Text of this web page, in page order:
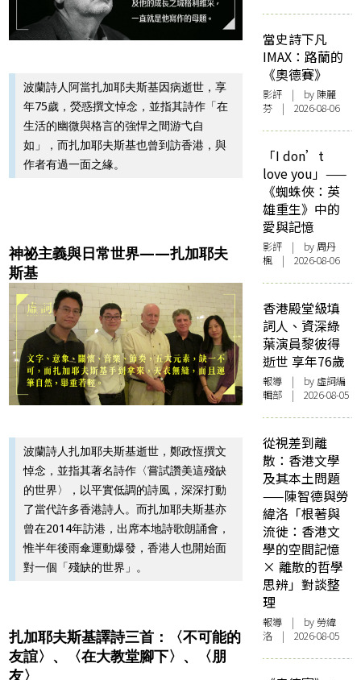
波蘭詩人阿當扎加耶夫斯基因病逝世，享
年75歲，熒惑撰文悼念，並指其詩作「在
生活的幽微與格言的強悍之間游弋自
如」，而扎加耶夫斯基也曾到訪香港，與
作者有過一面之緣。
神祕主義與日常世界——扎加耶夫
斯基
波蘭詩人扎加耶夫斯基逝世，鄭政恆撰文
悼念，並指其著名詩作〈嘗試讚美這殘缺
的世界〉，以平實低調的詩風，深深打動
了當代許多香港詩人。而扎加耶夫斯基亦
曾在2014年訪港，出席本地詩歌朗誦會，
惟半年後雨傘運動爆發，香港人也開始面
對一個「殘缺的世界」。
扎加耶夫斯基譯詩三首：〈不可能的
友誼〉、〈在大教堂腳下〉、〈朋
友〉
當史詩下凡
IMAX：路蘭的
《奧德賽》
影評 | by 陳麗
芬 | 2026-08-06
「I don’t
love you」——
《蜘蛛俠：英
雄重生》中的
愛與記憶
影評 | by周丹
楓 | 2026-08-06
香港殿堂級填
詞人、資深綠
葉演員黎彼得
逝世 享年76歲
報導 | by 虛詞編
輯部 | 2026-08-05
從視差到離
散：香港文學
及其本土問題
——陳智德與勞
緯洛「根著與
流徙：香港文
學的空間記憶
× 離散的哲學
思辨」對談整
理
報導 | by 勞緯
洛 | 2026-08-05